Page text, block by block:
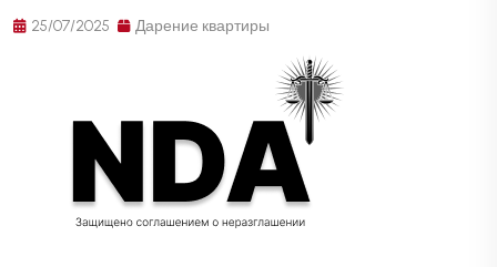
25/07/2025 Дарение квартиры